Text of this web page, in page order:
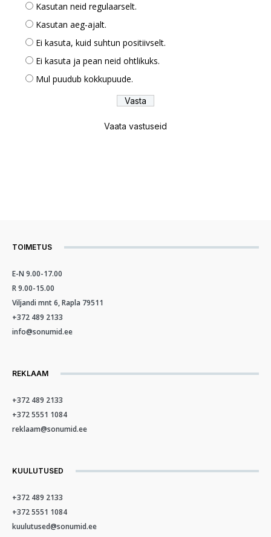
Kasutan neid regulaarselt.
Kasutan aeg-ajalt.
Ei kasuta, kuid suhtun positiivselt.
Ei kasuta ja pean neid ohtlikuks.
Mul puudub kokkupuude.
Vaata vastuseid
TOIMETUS
E-N 9.00-17.00
R 9.00-15.00
Viljandi mnt 6, Rapla 79511
+372 489 2133
info@sonumid.ee
REKLAAM
+372 489 2133
+372 5551 1084
reklaam@sonumid.ee
KUULUTUSED
+372 489 2133
+372 5551 1084
kuulutused@sonumid.ee